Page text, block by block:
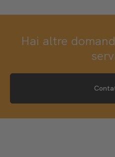
Hai altre